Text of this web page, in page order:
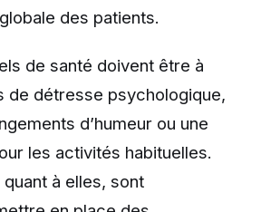
des patients.
de santé doivent être à
de détresse psychologique,
d’humeur ou une
les activités habituelles.
à elles, sont